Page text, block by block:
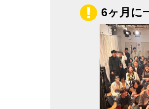
6ヶ月に